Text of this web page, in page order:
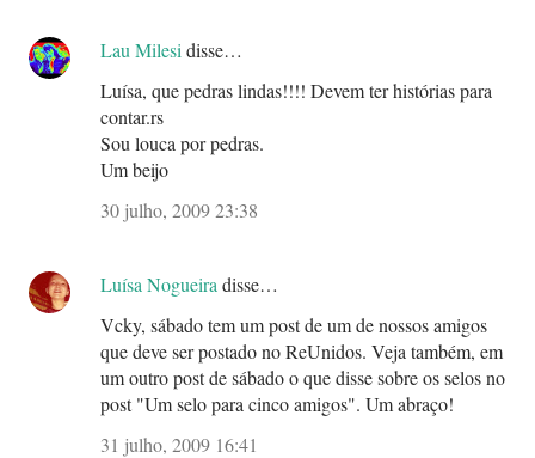
Lau Milesi disse…
Luísa, que pedras lindas!!!! Devem ter histórias para
contar.rs
Sou louca por pedras.
Um beijo
30 julho, 2009 23:38
Luísa Nogueira disse…
Vcky, sábado tem um post de um de nossos amigos
que deve ser postado no ReUnidos. Veja também, em
um outro post de sábado o que disse sobre os selos no
post "Um selo para cinco amigos". Um abraço!
31 julho, 2009 16:41